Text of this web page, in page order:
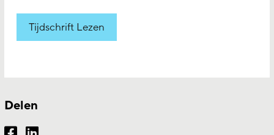
Tijdschrift Lezen
Delen